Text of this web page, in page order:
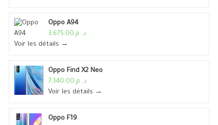
Oppo A94
د. م.3,675.00
Voir les détails →
Oppo Find X2 Neo
د. م.7,340.00
Voir les détails →
Oppo F19